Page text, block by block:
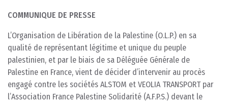
COMMUNIQUE DE PRESSE
L’Organisation de Libération de la Palestine (O.L.P.) en sa
qualité de représentant légitime et unique du peuple
palestinien, et par le biais de sa Déléguée Générale de
Palestine en France, vient de décider d’intervenir au procès
engagé contre les sociétés ALSTOM et VEOLIA TRANSPORT par
l’Association France Palestine Solidarité (A.F.P.S.) devant le